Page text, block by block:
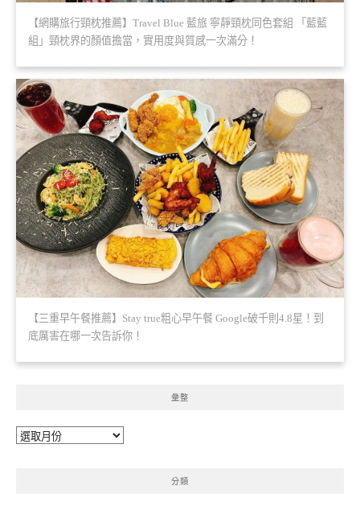
【網購旅行頸枕推薦】Travel Blue 藍旅 寧靜頸枕同色套組 「藍藍
組」頸枕界的顏值擔當，實用度與質感一次滿分！
【三重早午餐推薦】Stay true粗心早午餐 Google破千則4.8星！到
底厲害在哪一次告訴你！
彙整
彙
分類